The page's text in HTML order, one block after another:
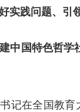
实践问题、引
中国特色哲学
记在全国教